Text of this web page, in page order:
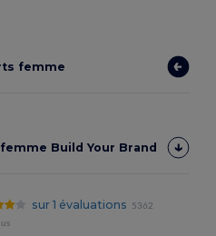
femme
Build Your Brand
sur 1 évaluations
5362